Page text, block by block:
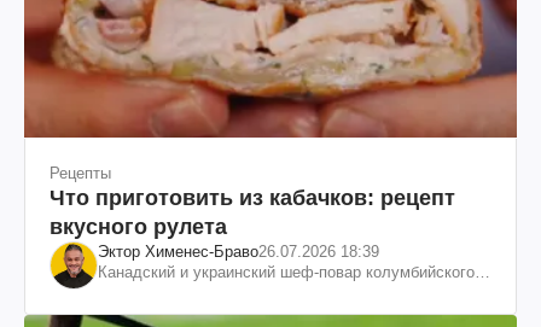
Рецепты
Что приготовить из кабачков: рецепт
вкусного рулета
Эктор Хименес-Браво26.07.2026 18:39
Канадский и украинский шеф-повар колумбийского